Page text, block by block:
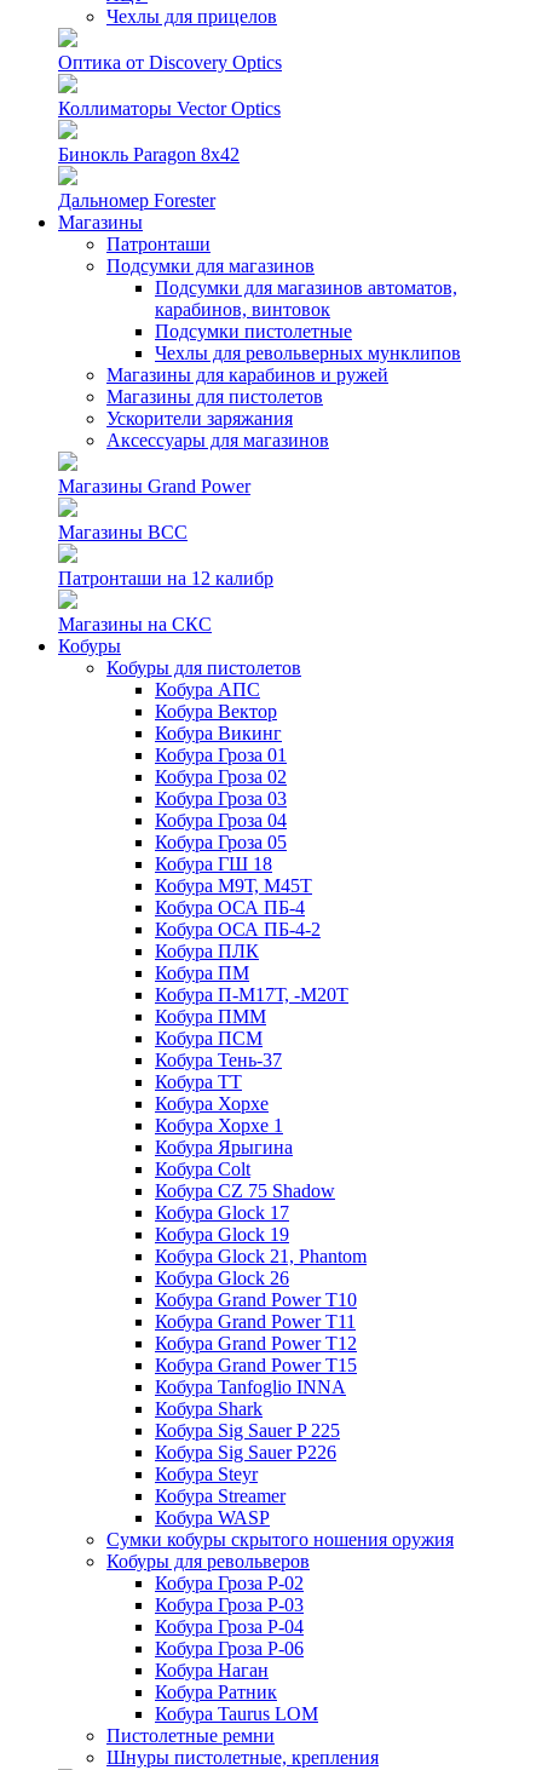
Чехлы для прицелов
Оптика от Discovery Optics
Коллиматоры Vector Optics
Бинокль Paragon 8х42
Дальномер Forester
Магазины
Патронташи
Подсумки для магазинов
Подсумки для магазинов автоматов,
карабинов, винтовок
Подсумки пистолетные
Чехлы для револьверных мунклипов
Магазины для карабинов и ружей
Магазины для пистолетов
Ускорители заряжания
Аксессуары для магазинов
Магазины Grand Power
Магазины ВСС
Патронташи на 12 калибр
Магазины на СКС
Кобуры
Кобуры для пистолетов
Кобура АПС
Кобура Вектор
Кобура Викинг
Кобура Гроза 01
Кобура Гроза 02
Кобура Гроза 03
Кобура Гроза 04
Кобура Гроза 05
Кобура ГШ 18
Кобура М9Т, М45Т
Кобура ОСА ПБ-4
Кобура ОСА ПБ-4-2
Кобура ПЛК
Кобура ПМ
Кобура П-М17Т, -М20Т
Кобура ПММ
Кобура ПСМ
Кобура Тень-37
Кобура ТТ
Кобура Хорхе
Кобура Хорхе 1
Кобура Ярыгина
Кобура Colt
Кобура CZ 75 Shadow
Кобура Glock 17
Кобура Glock 19
Кобура Glock 21, Phantom
Кобура Glock 26
Кобура Grand Power T10
Кобура Grand Power T11
Кобура Grand Power T12
Кобура Grand Power T15
Кобура Tanfoglio INNA
Кобура Shark
Кобура Sig Sauer P 225
Кобура Sig Sauer P226
Кобура Steyr
Кобура Streamer
Кобура WASP
Сумки кобуры скрытого ношения оружия
Кобуры для револьверов
Кобура Гроза Р-02
Кобура Гроза Р-03
Кобура Гроза Р-04
Кобура Гроза Р-06
Кобура Наган
Кобура Ратник
Кобура Taurus LOM
Пистолетные ремни
Шнуры пистолетные, крепления